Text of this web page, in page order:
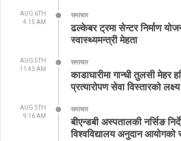
AUG 6TH
4:15 AM
समाचार
ढल्केबर ट्रमा सेन्टर निर्माण
स्वास्थ्यमन्त्री मेहता
AUG 5TH
11:43 AM
समाचार
काडाघारीमा गान्धी तुलसी मेहर
प्रत्यारोपण सेवा विस्तारको लक्ष्य
AUG 5TH
9:16 AM
समाचार
बीएन्डबी अस्पतालकी नर्सिङ
विश्वविद्यालय अनुदान